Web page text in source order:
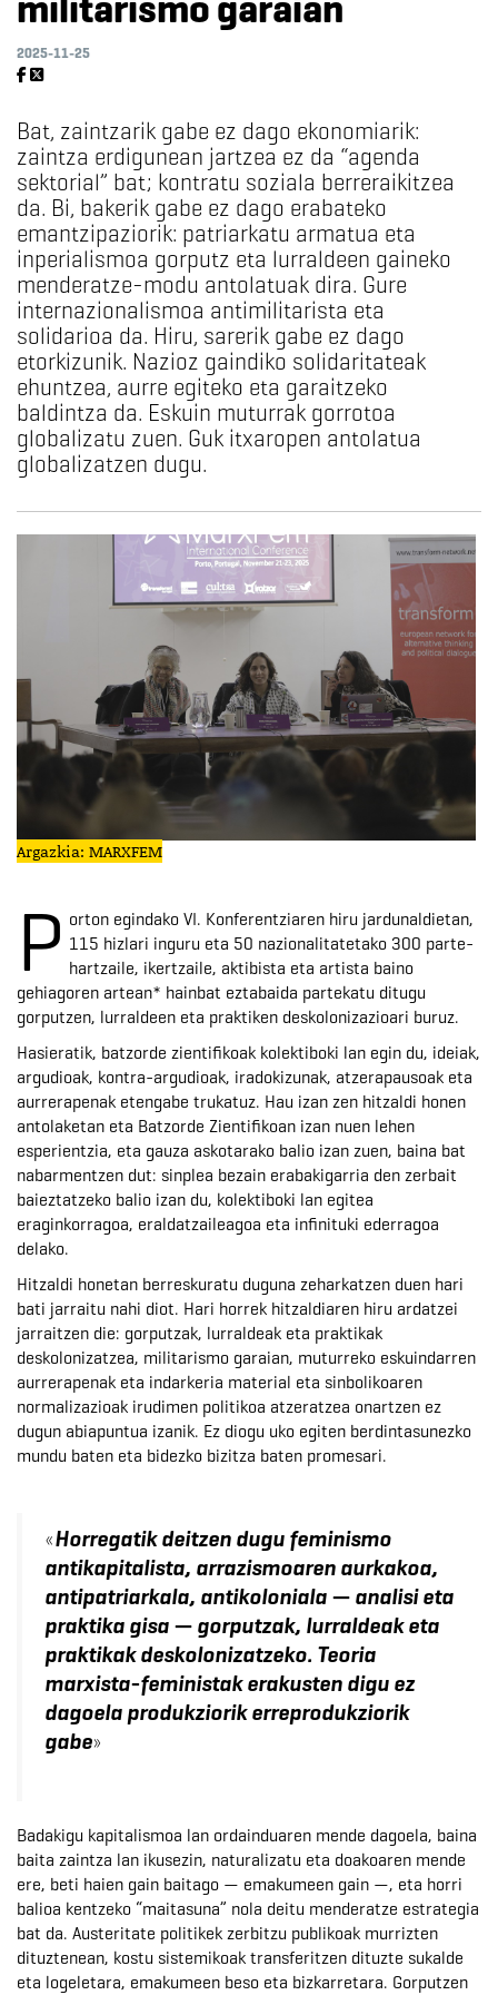
2025-11-25
Bat, zaintzarik gabe ez dago ekonomiarik:
zaintza erdigunean jartzea ez da “agenda
sektorial” bat; kontratu soziala berreraikitzea
da. Bi, bakerik gabe ez dago erabateko
emantzipaziorik: patriarkatu armatua eta
inperialismoa gorputz eta lurraldeen gaineko
menderatze-modu antolatuak dira. Gure
internazionalismoa antimilitarista eta
solidarioa da. Hiru, sarerik gabe ez dago
etorkizunik. Nazioz gaindiko solidaritateak
ehuntzea, aurre egiteko eta garaitzeko
baldintza da. Eskuin muturrak gorrotoa
globalizatu zuen. Guk itxaropen antolatua
globalizatzen dugu.
Argazkia: MARXFEM
P orton egindako VI. Konferentziaren hiru jardunaldietan,
115 hizlari inguru eta 50 nazionalitatetako 300 parte-
hartzaile, ikertzaile, aktibista eta artista baino
gehiagoren artean* hainbat eztabaida partekatu ditugu
gorputzen, lurraldeen eta praktiken deskolonizazioari buruz.
Hasieratik, batzorde zientifikoak kolektiboki lan egin du, ideiak,
argudioak, kontra-argudioak, iradokizunak, atzerapausoak eta
aurrerapenak etengabe trukatuz. Hau izan zen hitzaldi honen
antolaketan eta Batzorde Zientifikoan izan nuen lehen
esperientzia, eta gauza askotarako balio izan zuen, baina bat
nabarmentzen dut: sinplea bezain erabakigarria den zerbait
baieztatzeko balio izan du, kolektiboki lan egitea
eraginkorragoa, eraldatzaileagoa eta infinituki ederragoa
delako.
Hitzaldi honetan berreskuratu duguna zeharkatzen duen hari
bati jarraitu nahi diot. Hari horrek hitzaldiaren hiru ardatzei
jarraitzen die: gorputzak, lurraldeak eta praktikak
deskolonizatzea, militarismo garaian, muturreko eskuindarren
aurrerapenak eta indarkeria material eta sinbolikoaren
normalizazioak irudimen politikoa atzeratzea onartzen ez
dugun abiapuntua izanik. Ez diogu uko egiten berdintasunezko
mundu baten eta bidezko bizitza baten promesari.
«Horregatik deitzen dugu feminismo
antikapitalista, arrazismoaren aurkakoa,
antipatriarkala, antikoloniala — analisi eta
praktika gisa — gorputzak, lurraldeak eta
praktikak deskolonizatzeko. Teoria
marxista-feministak erakusten digu ez
dagoela produkziorik erreprodukziorik
gabe»
Badakigu kapitalismoa lan ordainduaren mende dagoela, baina
baita zaintza lan ikusezin, naturalizatu eta doakoaren mende
ere, beti haien gain baitago — emakumeen gain —, eta horri
balioa kentzeko “maitasuna” nola deitu menderatze estrategia
bat da. Austeritate politikek zerbitzu publikoak murrizten
dituztenean, kostu sistemikoak transferitzen dituzte sukalde
eta logeletara, emakumeen beso eta bizkarretara. Gorputzen